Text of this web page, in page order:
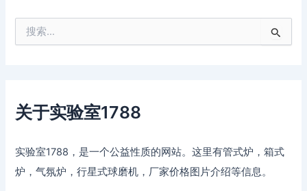
关于实验室1788
实验室1788，是一个公益性质的网站。这里有管式炉，箱式
炉，气氛炉，行星式球磨机，厂家价格图片介绍等信息。